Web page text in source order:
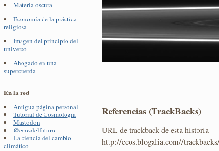
Materia oscura
Economía de la práctica
religiosa
Imagen del principio del
universo
Ahogado en una
supercuerda
En la red
Antigua página personal
Tutorial de Cosmología
Mastodon
@ecosdelfuturo
La ciencia del cambio
climático
Referencias (TrackBacks)
URL de trackback de esta historia
http://ecos.blogalia.com//